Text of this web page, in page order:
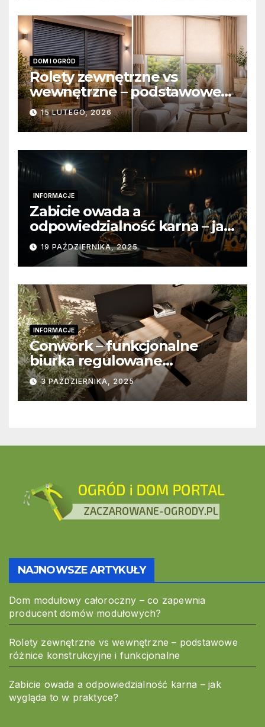
DOM I OGRÓD
Rolety zewnętrzne vs
wewnętrzne – podstawowe
różnice konstrukcyjne i
funkcjonalne
15 LUTEGO, 2026
INFORMACJE
Zabicie owada a
odpowiedzialność karna – jak
wygląda to w praktyce?
19 PAŹDZIERNIKA, 2025
INFORMACJE
Conwork – funkcjonalne
biurka regulowane
stworzone z myślą o
nowoczesnych
przestrzeniach pracy
3 PAŹDZIERNIKA, 2025
NAJNOWSZE ARTYKUŁY
Dom modułowy całoroczny – co zapewnia
producent domów modułowych?
Rolety zewnętrzne vs wewnętrzne – podstawowe
różnice konstrukcyjne i funkcjonalne
Zabicie owada a odpowiedzialność karna – jak
wygląda to w praktyce?